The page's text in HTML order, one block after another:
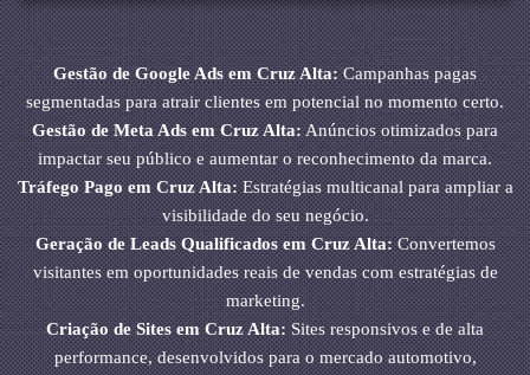
Gestão de Google Ads em Cruz Alta:Campanhas pagas
segmentadas para atrair clientes em potencial no momento certo.
Gestão de Meta Ads em Cruz Alta:Anúncios otimizados para
impactar seu público e aumentar o reconhecimento da marca.
Tráfego Pago em Cruz Alta:Estratégias multicanal para ampliar a
visibilidade do seu negócio.
Geração de Leads Qualificados em Cruz Alta:Convertemos
visitantes em oportunidades reais de vendas com estratégias de
marketing.
Criação de Sites em Cruz Alta:Sites responsivos e de alta
performance, desenvolvidos para o mercado automotivo,